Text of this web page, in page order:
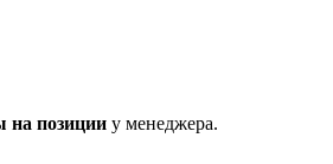
на позиции у менеджера.